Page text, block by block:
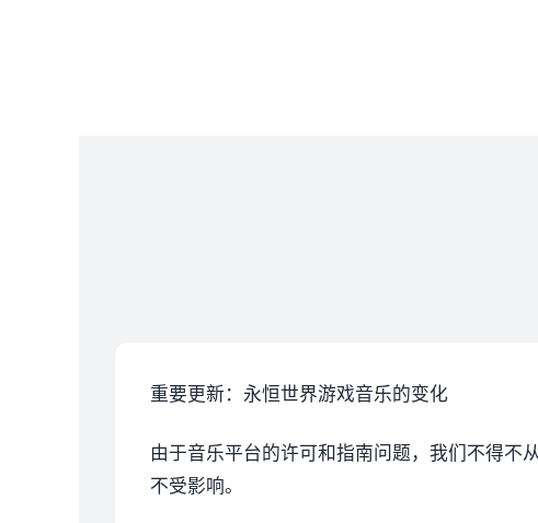
重要更新：永恒世界游戏音乐的变化
由于音乐平台的许可和指南问题，我们不得不
不受影响。